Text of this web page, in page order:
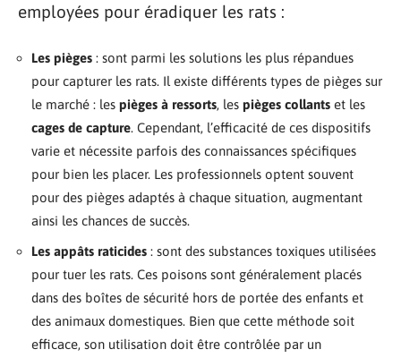
employées pour éradiquer les rats :
Les pièges : sont parmi les solutions les plus répandues
pour capturer les rats. Il existe différents types de pièges sur
le marché : les pièges à ressorts, les pièges collants et les
cages de capture. Cependant, l’efficacité de ces dispositifs
varie et nécessite parfois des connaissances spécifiques
pour bien les placer. Les professionnels optent souvent
pour des pièges adaptés à chaque situation, augmentant
ainsi les chances de succès.
Les appâts raticides : sont des substances toxiques utilisées
pour tuer les rats. Ces poisons sont généralement placés
dans des boîtes de sécurité hors de portée des enfants et
des animaux domestiques. Bien que cette méthode soit
efficace, son utilisation doit être contrôlée par un